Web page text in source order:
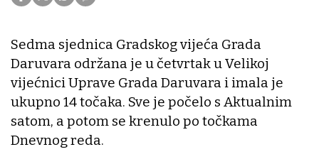
Sedma sjednica Gradskog vijeća Grada
Daruvara održana je u četvrtak u Velikoj
vijećnici Uprave Grada Daruvara i imala je
ukupno 14 točaka. Sve je počelo s Aktualnim
satom, a potom se krenulo po točkama
Dnevnog reda.